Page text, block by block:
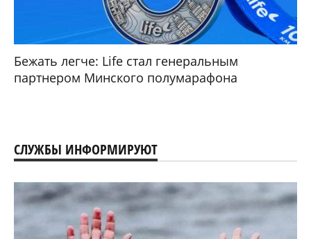
Бежать легче: Life стал генеральным
партнером Минского полумарафона
СЛУЖБЫ ИНФОРМИРУЮТ